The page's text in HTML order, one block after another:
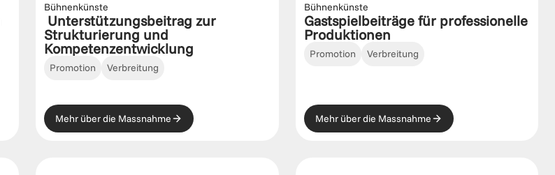
Bühnenkünste
Strukturierung und
Promotion Verbreitung
Mehr über die Massnahme
Bühnenkünste
Gastspielbeiträge für professionelle
Produktionen
Promotion Verbreitung
Mehr über die Massnahme